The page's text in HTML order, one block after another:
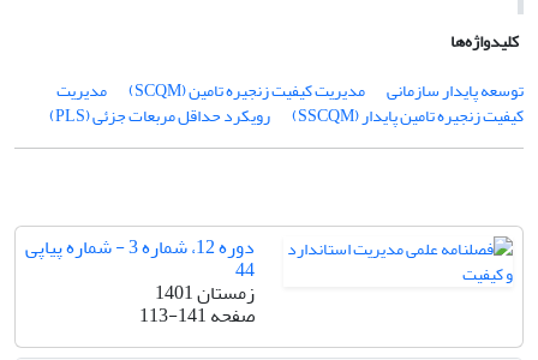
کلیدواژه‌ها
توسعه پایدار سازمانی
مدیریت کیفیت زنجیره تامین (SCQM) مدیریت
کیفیت زنجیره تامین پایدار (SSCQM) رویکرد حداقل مربعات جزئی (PLS)
دوره 12، شماره 3 - شماره پیاپی
44
زمستان 1401
صفحه113-141